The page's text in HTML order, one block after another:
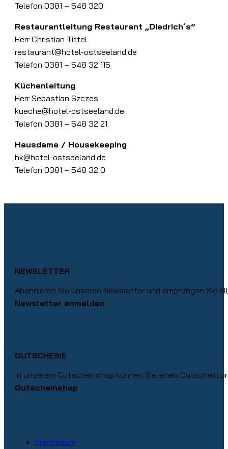
Telefon 0381 – 548 320
Restaurantleitung Restaurant „Diedrich´s“
Herr Christian Tittel
restaurant@hotel-ostseeland.de
Telefon 0381 – 548 32 115
Küchenleitung
Herr Sebastian Szczes
kueche@hotel-ostseeland.de
Telefon 0381 – 548 32 21
Hausdame / Housekeeping
hk@hotel-ostseeland.de
Telefon 0381 – 548 32 0
NEWSLETTER
Abonnieren Sie unseren Newsletter und empfangen Sie
Newsletter anmelden
GUTSCHEINE
In unserem Gutscheinshop können Sie einen Gutschein
Gutscheinshop
Impressum